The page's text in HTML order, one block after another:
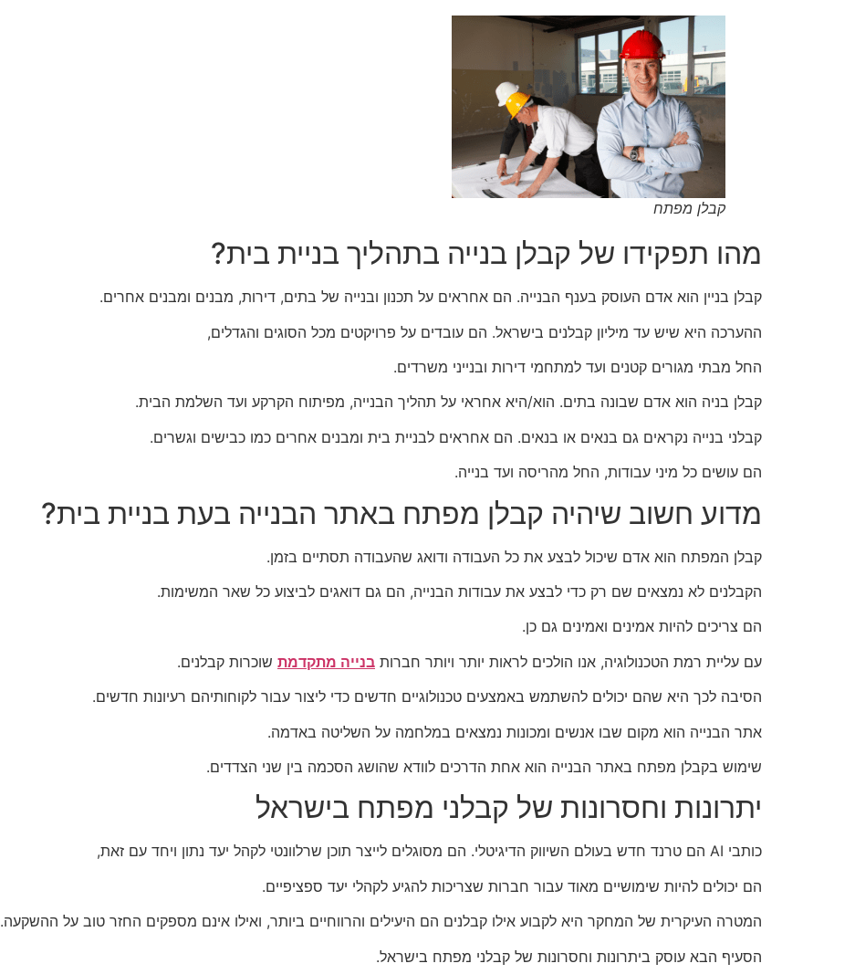
קבלן מפתח
מהו תפקידו של קבלן בנייה בתהליך בניית בית?
קבלן בניין הוא אדם העוסק בענף הבנייה. הם אחראים על תכנון ובנייה של בתים, דירות, מבנים ומבנים אחרים.
ההערכה היא שיש עד מיליון קבלנים בישראל. הם עובדים על פרויקטים מכל הסוגים והגדלים,
החל מבתי מגורים קטנים ועד למתחמי דירות ובנייני משרדים.
קבלן בניה הוא אדם שבונה בתים. הוא/היא אחראי על תהליך הבנייה, מפיתוח הקרקע ועד השלמת הבית.
קבלני בנייה נקראים גם בנאים או בנאים. הם אחראים לבניית בית ומבנים אחרים כמו כבישים וגשרים.
הם עושים כל מיני עבודות, החל מהריסה ועד בנייה.
מדוע חשוב שיהיה קבלן מפתח באתר הבנייה בעת בניית בית?
קבלן המפתח הוא אדם שיכול לבצע את כל העבודה ודואג שהעבודה תסתיים בזמן.
הקבלנים לא נמצאים שם רק כדי לבצע את עבודות הבנייה, הם גם דואגים לביצוע כל שאר המשימות.
הם צריכים להיות אמינים ואמינים גם כן.
עם עליית רמת הטכנולוגיה, אנו הולכים לראות יותר ויותר חברות בנייה מתקדמת שוכרות קבלנים.
הסיבה לכך היא שהם יכולים להשתמש באמצעים טכנולוגיים חדשים כדי ליצור עבור לקוחותיהם רעיונות חדשים.
אתר הבנייה הוא מקום שבו אנשים ומכונות נמצאים במלחמה על השליטה באדמה.
שימוש בקבלן מפתח באתר הבנייה הוא אחת הדרכים לוודא שהושג הסכמה בין שני הצדדים.
יתרונות וחסרונות של קבלני מפתח בישראל
כותבי AI הם טרנד חדש בעולם השיווק הדיגיטלי. הם מסוגלים לייצר תוכן שרלוונטי לקהל יעד נתון ויחד עם זאת,
הם יכולים להיות שימושיים מאוד עבור חברות שצריכות להגיע לקהלי יעד ספציפיים.
המטרה העיקרית של המחקר היא לקבוע אילו קבלנים הם היעילים והרווחיים ביותר, ואילו אינם מספקים החזר טוב על ההשקעה.
הסעיף הבא עוסק ביתרונות וחסרונות של קבלני מפתח בישראל.